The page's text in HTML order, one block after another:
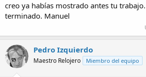
creo ya habías mostrado antes tu
terminado. Manuel
Pedro Izquierdo
Maestro Relojero Miembro del equipo